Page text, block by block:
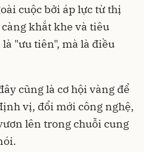
cuộc bởi áp lực từ thị
khắt khe và tiêu
"ưu tiên", mà là điều
cũng là cơ hội vàng để
vị, đổi mới công nghệ,
lên trong chuỗi cung